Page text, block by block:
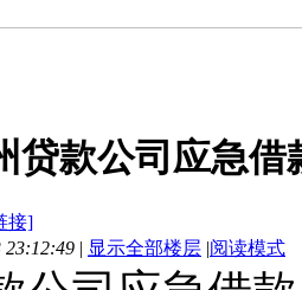
贷款公司应急
接]
23:12:49 | 显示全部楼层 |阅读模式